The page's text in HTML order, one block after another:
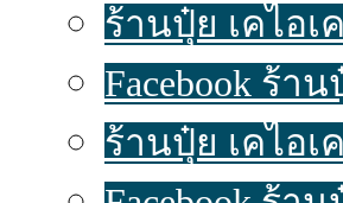
ร้านปุ๋ย เคไอ
Facebook ร้า
ร้านปุ๋ย เคไอ